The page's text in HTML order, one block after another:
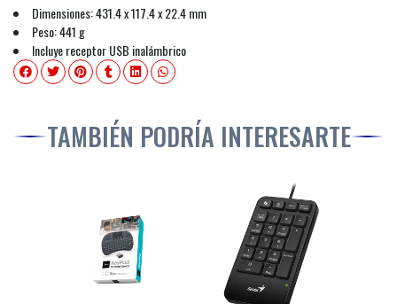
Dimensiones: 431.4 x 117.4 x 22.4 mm
Peso: 441 g
Incluye receptor USB inalámbrico
TAMBIÉN PODRÍA INTERESARTE